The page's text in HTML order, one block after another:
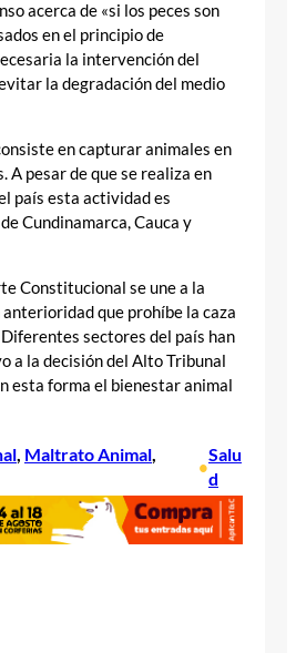
acerca de «si los peces son
en el principio de
la intervención del
la degradación del medio
en capturar animales en
A pesar de que se realiza en
país esta actividad es
Cundinamarca, Cauca y
Constitucional se une a la
que prohíbe la caza
sectores del país han
a la decisión del Alto Tribunal
esta forma el bienestar animal
, Maltrato Animal
•
Salu
d